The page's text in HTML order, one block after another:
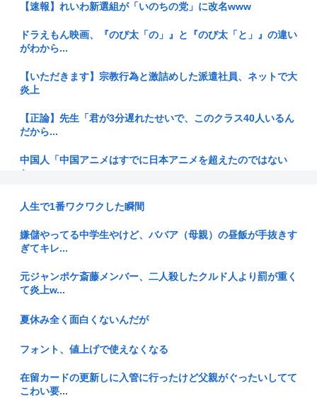
【速報】れいわ新選組が「いのちの党」に改名www
ドラえもん映画、『のび太「の」』と『のび太「と」』の違い
がわから...
【いただきます】宗教行為と激詰めした派遣社員、ネットで大
炎上
【正論】先生「君が3分遅れたせいで、このクラス40人いるん
だから...
中国人「中国アニメはすでに日本アニメを超えたのではない
か」
昔のガンガンは良かった
【地方の財政運営】消費税1%で670億円減収、兵庫県試算 斎
藤知...
【動画】かもしれない運転、限界突破する
立場を政...
【画像】不倫sexがバレた25歳のグラドルのボディwww
【警告】ADHDグレーと診断された子供たち、高確率で『この
習慣』...
人生で1番ワクワクした瞬間
嫌儲やってる中学生やけど、ババア（母親）の昼飯が手抜きす
ぎてキレ...
元ジャンポケ斎藤メンバー、二人殺したクルド人より罰が重く
て炎上w...
夏休み全く面白くないんだが
フォント、値上げで使えなくなる
在留カードの更新しに入管に行ったけど父親がぐったいしてて
こわい要...